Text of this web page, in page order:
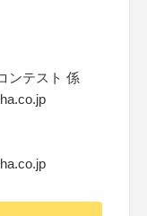
ンテスト 係